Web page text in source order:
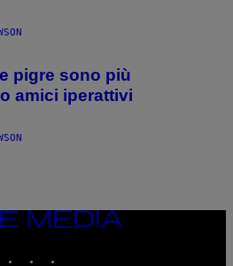
pigre sono più
amici iperattivi